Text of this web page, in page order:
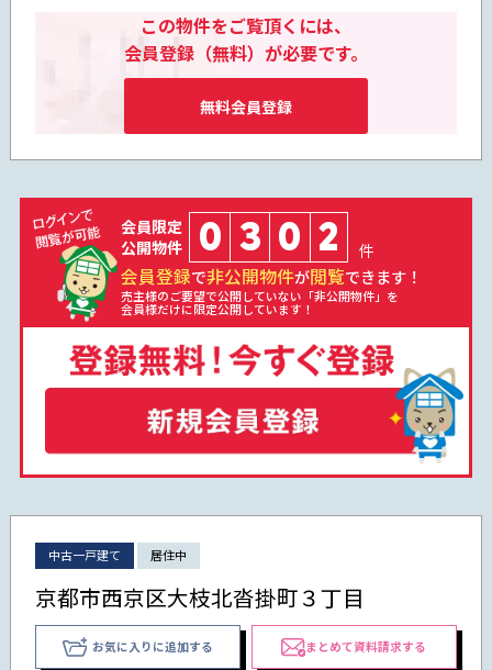
この物件をご覧頂くには、
会員登録（無料）が必要です。
無料会員登録
会員限定
公開物件
0 3 0 2 件
会員登録で非公開物件が閲覧できます！
売主様のご要望で公開していない「非公開物件」を
会員様だけに限定公開しています！
中古一戸建て 居住中
京都市西京区大枝北沓掛町３丁目
お気に入りに追加する まとめて資料請求する